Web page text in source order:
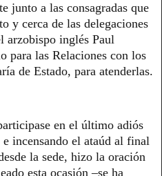
junto a las consagradas que
y cerca de las delegaciones
arzobispo inglés Paul
para las Relaciones con los
de Estado, para atenderlas.
en el último adiós
incensando el ataúd al final
la sede, hizo la oración
esta ocasión –se ha